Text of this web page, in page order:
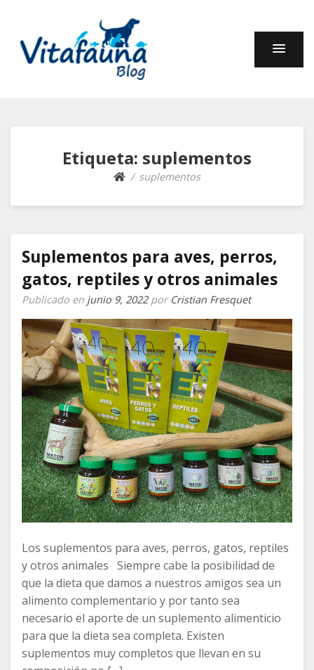
Etiqueta: suplementos
suplementos
Suplementos para aves, perros,
gatos, reptiles y otros animales
Publicado en junio 9, 2022por Cristian Fresquet
Los suplementos para aves, perros, gatos, reptiles
y otros animales Siempre cabe la posibilidad de
que la dieta que damos a nuestros amigos sea un
alimento complementario y por tanto sea
necesario el aporte de un suplemento alimenticio
para que la dieta sea completa. Existen
suplementos muy completos que llevan en su